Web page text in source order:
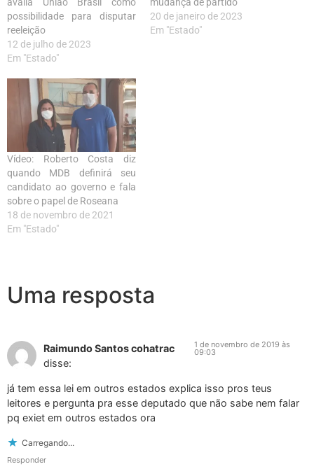
possibilidade para disputar
reeleição
12 de julho de 2023
Em "Estado"
20 de janeiro de 2023
Em "Estado"
Vídeo: Roberto Costa diz
quando MDB definirá seu
candidato ao governo e fala
sobre o papel de Roseana
18 de novembro de 2021
Em "Estado"
Uma resposta
Raimundo Santos cohatrac
disse:
1 de novembro de 2019 às
09:03
já tem essa lei em outros estados explica isso pros teus
leitores e pergunta pra esse deputado que não sabe nem falar
pq exiet em outros estados ora
Carregando...
Responder